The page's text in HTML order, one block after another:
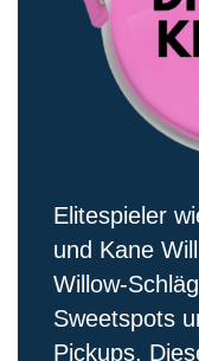
Elitespieler
und Kane
Willow-
Sweetspots
Pickups.